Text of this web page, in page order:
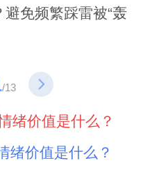
免频繁踩雷被“轰
/13
绪价值是什么？
绪价值是什么？